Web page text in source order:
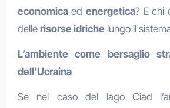
economicaedenergetica? E chi
delle risorse idrichelungo il
L’ambiente come bersaglio
dell’Ucraina
Se nel caso del lago Ciad